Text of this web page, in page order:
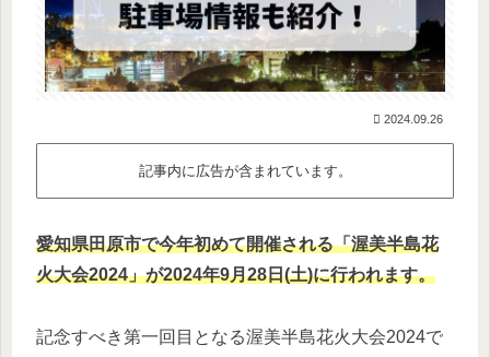
2024.09.26
記事内に広告が含まれています。
愛知県田原市で今年初めて開催される「渥美半島花
火大会2024」が2024年9月28日(土)に行われます。
記念すべき第一回目となる渥美半島花火大会2024で